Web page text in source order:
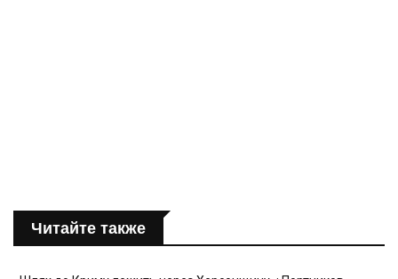
Читайте также